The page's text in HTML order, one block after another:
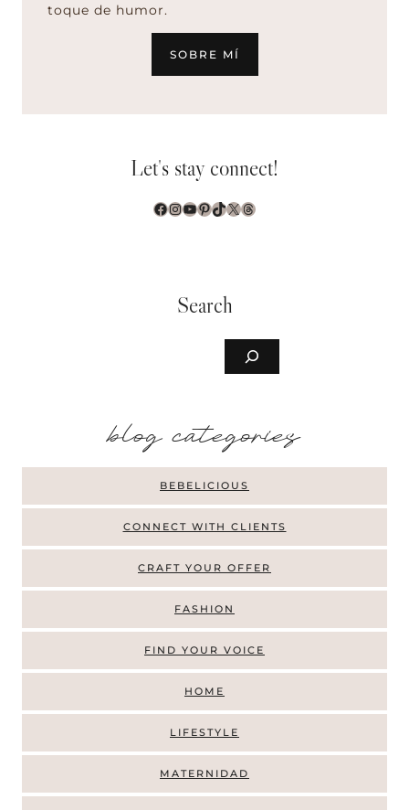
toque de humor.
SOBRE MÍ
Let's stay connect!
Facebook
Instagram
YouTube
Pinterest
TikTok
X Threads
Search
blog categories
BEBELICIOUS
CONNECT WITH CLIENTS
CRAFT YOUR OFFER
FASHION
FIND YOUR VOICE
HOME
LIFESTYLE
MATERNIDAD